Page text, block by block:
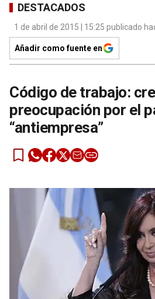
DESTACADOS
1 de abril de 2015 | 15:25 publicado
Añadir como fuente en
Código de trabajo:
preocupación por el
“antiempresa”